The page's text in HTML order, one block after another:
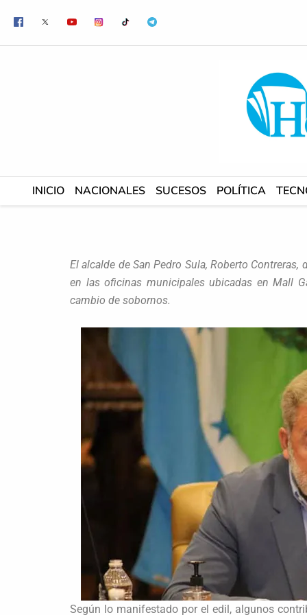
contenido
INICIO NACIONALES SUCESOS POLÍTICA
El alcalde de San Pedro Sula, Roberto
en las oficinas municipales ubicadas en Mall
cambio de sobornos.
Según lo manifestado por el edil, algunos